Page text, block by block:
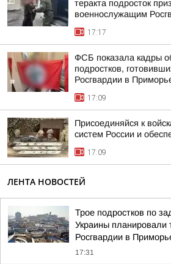
теракта подросток
военнослужащим
17:17
ФСБ показала кадры
подростков,
Росгвардии в
17:09
Присоединяйся к
систем России и
17:09
ЛЕНТА НОВОСТЕЙ
Трое подростков по
Украины планировали
Росгвардии в
17:31